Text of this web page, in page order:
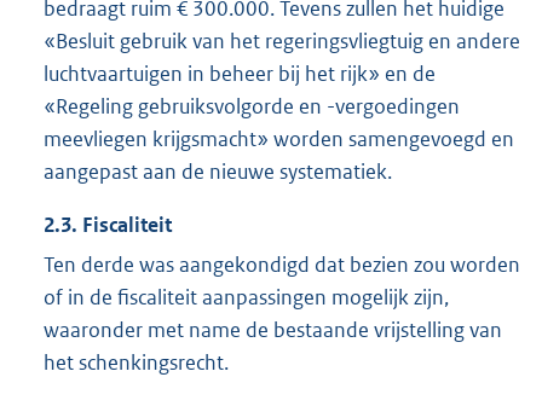
bedraagt ruim € 300.000. Tevens zullen het huidige
«Besluit gebruik van het regeringsvliegtuig en andere
luchtvaartuigen in beheer bij het rijk» en de
«Regeling gebruiksvolgorde en -vergoedingen
meevliegen krijgsmacht» worden samengevoegd en
aangepast aan de nieuwe systematiek.
2.3. Fiscaliteit
Ten derde was aangekondigd dat bezien zou worden
of in de fiscaliteit aanpassingen mogelijk zijn,
waaronder met name de bestaande vrijstelling van
het schenkingsrecht.